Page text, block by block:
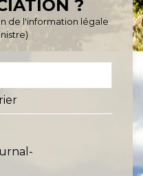
?
de l'information légale